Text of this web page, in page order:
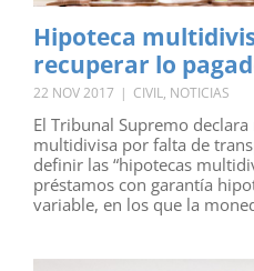
Hipoteca
recuperar lo
22 NOV 2017 | CIVIL, NOTICIAS
El Tribunal Supremo
multidivisa por falta de
definir las “hipotecas
préstamos con garantía
variable, en los que la